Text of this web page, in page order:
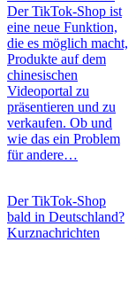
Der TikTok-Shop ist
eine neue Funktion,
die es möglich macht,
Produkte auf dem
chinesischen
Videoportal zu
präsentieren und zu
verkaufen. Ob und
wie das ein Problem
für andere…
Der TikTok-Shop
bald in Deutschland?
Kurznachrichten